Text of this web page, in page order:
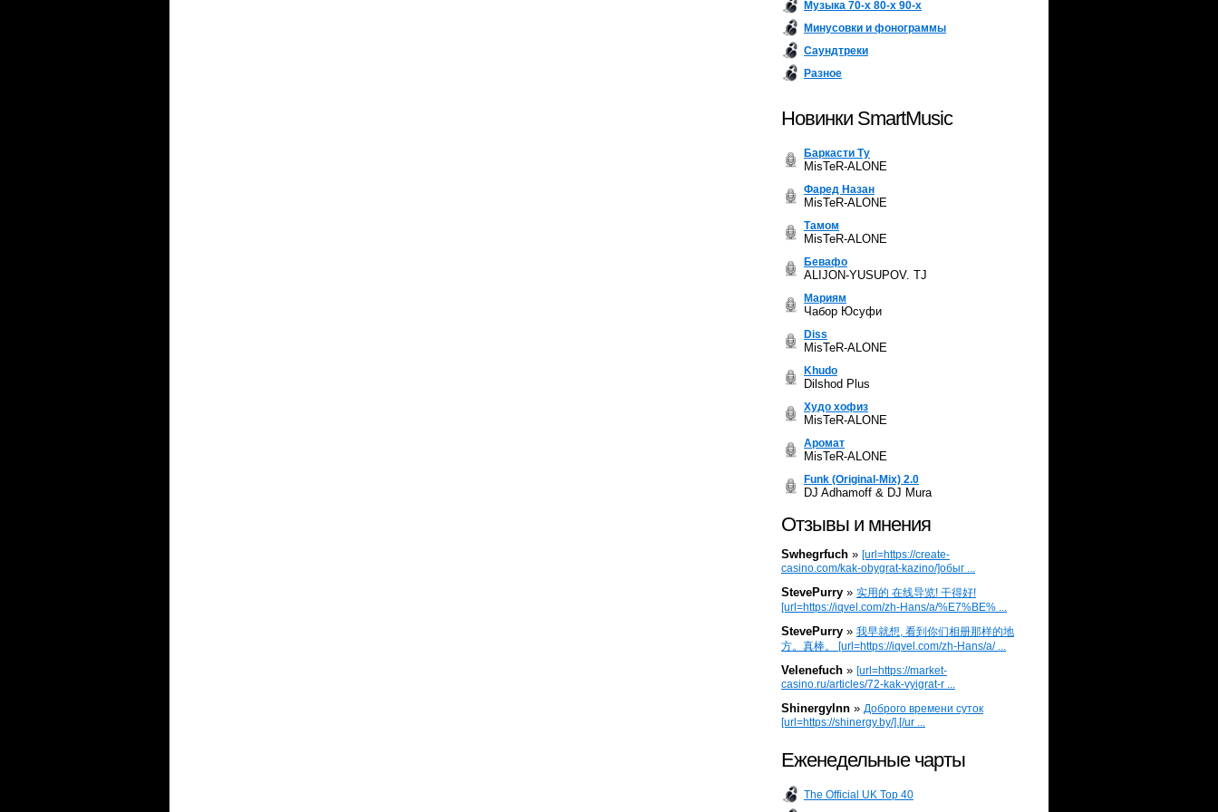
Музыка 70-х 80-х 90-х
Минусовки и фонограммы
Саундтреки
Разное
Новинки SmartMusic
Баркасти Ту
MisTeR-ALONE
Фаред Назан
MisTeR-ALONE
Тамом
MisTeR-ALONE
Бевафо
ALIJON-YUSUPOV. TJ
Мариям
Чабор Юсуфи
Diss
MisTeR-ALONE
Khudo
Dilshod Plus
Худо хофиз
MisTeR-ALONE
Аромат
MisTeR-ALONE
Funk (Original-Mix) 2.0
DJ Adhamoff & DJ Mura
Отзывы и мнения
Swhegrfuch » [url=https://create-
casino.com/kak-obygrat-kazino/]обыг ...
StevePurry » 实用的 在线导览! 干得好!
[url=https://iqvel.com/zh-Hans/a/%E7%BE% ...
StevePurry » 我早就想, 看到你们相册那样的地
方。真棒。 [url=https://iqvel.com/zh-Hans/a/ ...
Velenefuch » [url=https://market-
casino.ru/articles/72-kak-vyigrat-r ...
Shinergylnn » Доброго времени суток
[url=https://shinergy.by/].[/ur ...
Еженедельные чарты
The Official UK Top 40